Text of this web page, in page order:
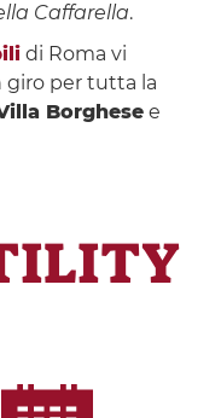
Caffarella.
di Roma vi
giro per tutta la
Borghesee